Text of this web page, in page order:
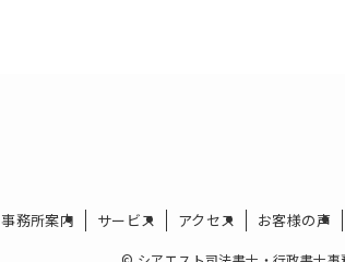
事務所案内 サービス アクセス お客様の声